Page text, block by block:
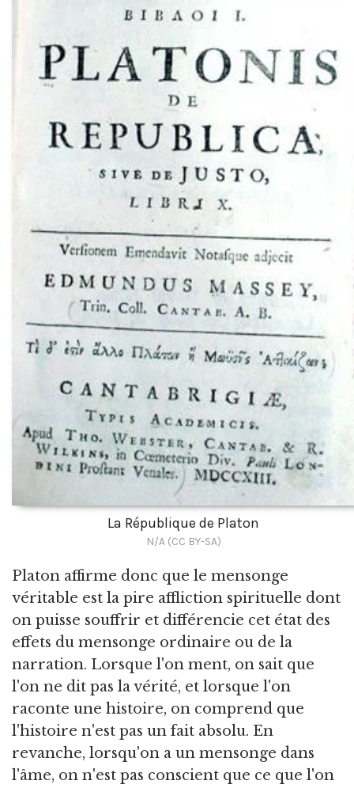
La République de Platon
N/A (CC BY-SA)
Platon affirme donc que le mensonge
véritable est la pire affliction spirituelle dont
on puisse souffrir et différencie cet état des
effets du mensonge ordinaire ou de la
narration. Lorsque l'on ment, on sait que
l'on ne dit pas la vérité, et lorsque l'on
raconte une histoire, on comprend que
l'histoire n'est pas un fait absolu. En
revanche, lorsqu'on a un mensonge dans
l'âme, on n'est pas conscient que ce que l'on